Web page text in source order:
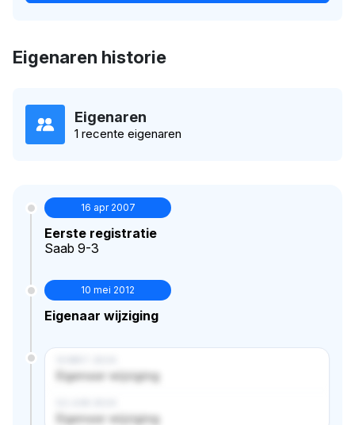
Eigenaren historie
Eigenaren
1 recente eigenaren
16 apr 2007
Eerste registratie
Saab 9-3
10 mei 2012
Eigenaar wijziging
Eigenaar wijziging
Eigenaar wijziging